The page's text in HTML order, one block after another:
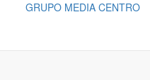
GRUPO MEDIA CENTRO